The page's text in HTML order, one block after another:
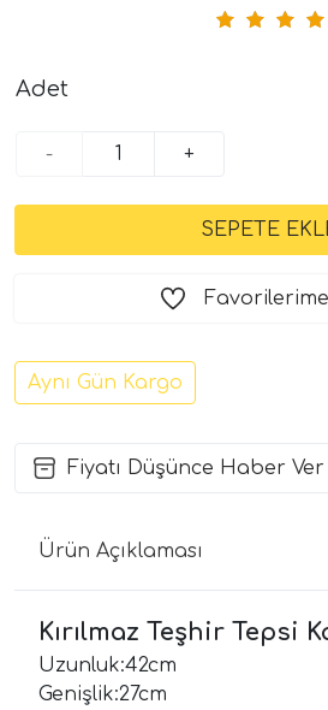
Adet
- +
Aynı Gün Kargo
Fiyatı Düşünce Haber Ver
Ürün Açıklaması
Kırılmaz Teşhir Tepsi
Uzunluk:42cm
Genişlik:27cm